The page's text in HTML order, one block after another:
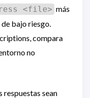
<file> más
bajo riesgo.
compara
no
respuestas sean